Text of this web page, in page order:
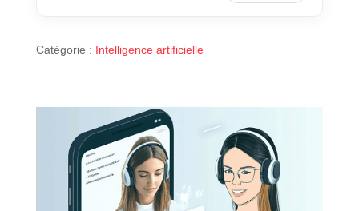
Catégorie : Intelligence artificielle